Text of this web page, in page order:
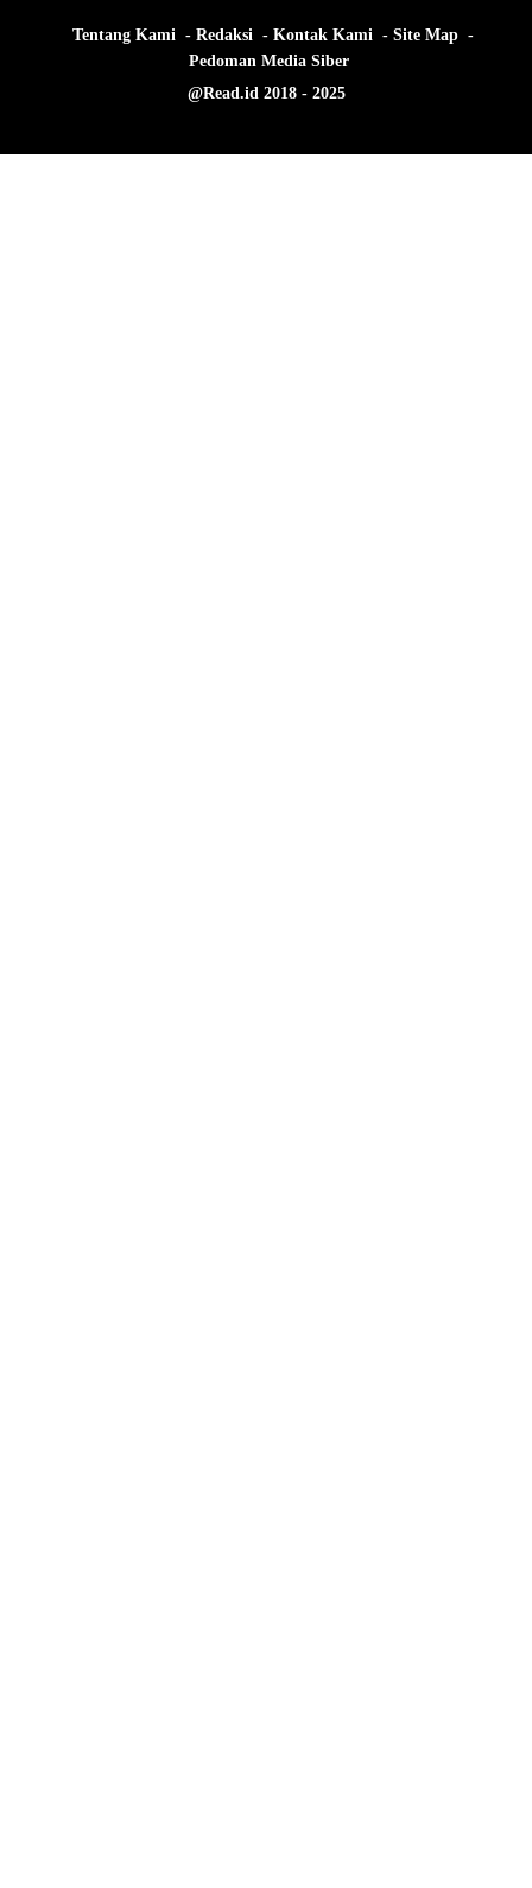
Tentang Kami Redaksi Kontak Kami
Site Map
Pedoman Media Siber
@Read.id 2018 - 2025